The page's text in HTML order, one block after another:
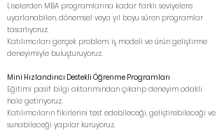
Liselerden MBA programlarına kadar farklı seviyelere
uyarlanabilen, dönemsel veya yıl boyu süren programlar
tasarlıyoruz.
Katılımcıları gerçek problem, iş modeli ve ürün geliştirme
deneyimiyle buluşturuyoruz.
Mini Hızlandırıcı Destekli Öğrenme Programları
Eğitimi pasif bilgi aktarımından çıkarıp deneyim odaklı
hale getiriyoruz.
Katılımcıların fikirlerini test edebileceği, geliştirebileceği ve
sunabileceği yapılar kuruyoruz.